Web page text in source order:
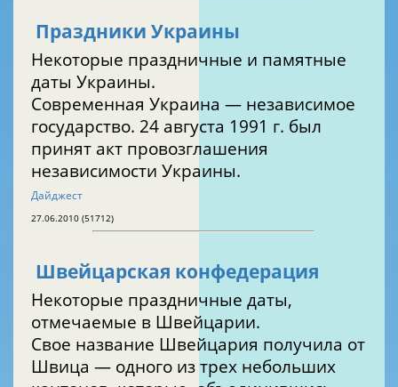
Праздники Украины
Некоторые праздничные и памятные
даты Украины.
Современная Украина — независимое
государство. 24 августа 1991 г. был
принят акт провозглашения
независимости Украины.
Дайджест
27.06.2010 (51712)
Швейцарская конфедерация
Некоторые праздничные даты,
отмечаемые в Швейцарии.
Свое название Швейцария получила от
Швица — одного из трех небольших